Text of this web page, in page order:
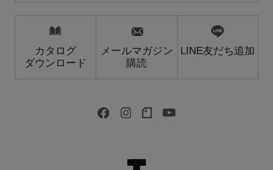
カタログ
ダウンロード
メールマガジン
購読
LINE友だち追加